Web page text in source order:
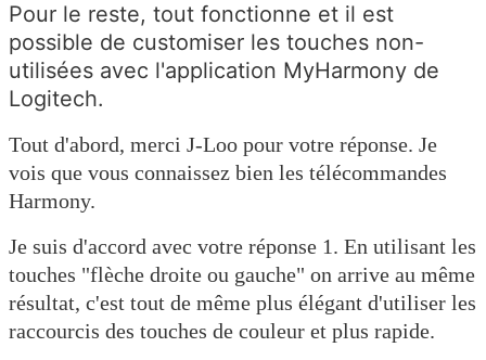
Pour le reste, tout fonctionne et il est
possible de customiser les touches non-
utilisées avec l'application MyHarmony de
Logitech.
Tout d'abord, merci J-Loo pour votre réponse. Je
vois que vous connaissez bien les télécommandes
Harmony.
Je suis d'accord avec votre réponse 1. En utilisant les
touches "flèche droite ou gauche" on arrive au même
résultat, c'est tout de même plus élégant d'utiliser les
raccourcis des touches de couleur et plus rapide.